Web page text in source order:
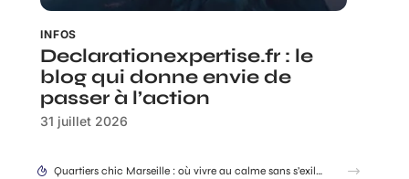
INFOS
Declarationexpertise.fr : le
blog qui donne envie de
passer à l’action
31 juillet 2026
Quartiers chic Marseille : où vivre au calme sans s’exiler ?